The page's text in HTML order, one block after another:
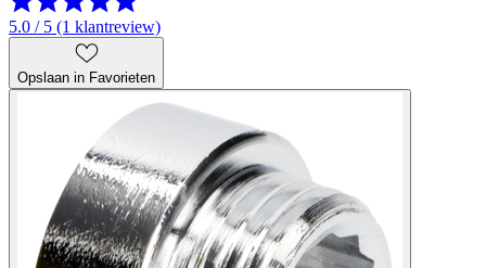
5.0 / 5 (1 klantreview)
Opslaan in Favorieten